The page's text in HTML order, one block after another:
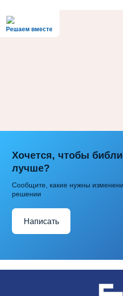
Решаем вместе
Хочется, чтобы
лучше?
Сообщите, какие нужны
решении
Написать